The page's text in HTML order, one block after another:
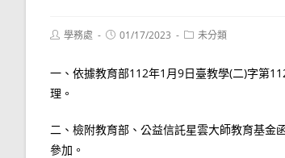
Post學務處
Post01/17/2023
Post未分類
一、依據教育部112年1月9日臺教學(二)字第
理。
二、檢附教育部、公益信託星雲大師教育基金
參加。